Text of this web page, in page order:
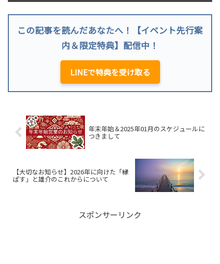
この記事を読んだあなたへ！【イベント先行案
内＆限定特典】配信中！
LINEで特典を受け取る
年末年始＆2025年01月のスケジュールに
つきまして
【大切なお知らせ】2026年に向けた「縁
ぱす」と雄介のこれからについて
スポンサーリンク